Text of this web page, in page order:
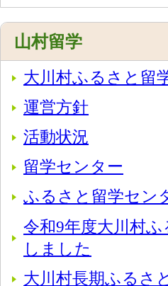
山村留学
大川村ふるさと留
運営方針
活動状況
留学センター
ふるさと留学セン
令和9年度大川村
しました
大川村長期ふるさ